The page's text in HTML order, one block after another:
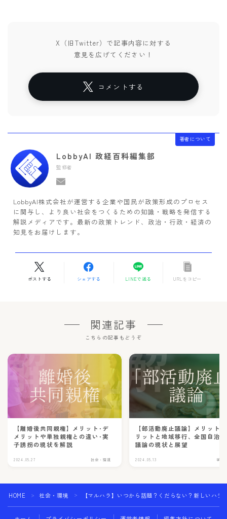
X（旧Twitter）で記事内容に対する
意見を広げてください！
コメントする
著者について
LobbyAI 政経百科編集部
監修者
LobbyAI株式会社が運営する企業や国民が政策形成のプロセス
に関与し、より良い社会をつくるための知識・戦略を発信する
解説メディアです。最新の政策トレンド、政治・行政・経済の
知見をお届けします。
ポストする シェアする LINEで送る URLをコピー
関連記事
こちらの記事もどうぞ
【離婚後共同親権】メリット･デ
メリットや単独親権との違い･実
子誘拐の現状を解説
2024.05.27 社会・環境
【部活動廃止議論】メリット
リットと地域移行、全国自治
議論の現状と展望
2024.05.13 学校
HOME ＞ 社会・環境 ＞ 【マルハラ】いつから話題？くだらない？新しいハラ